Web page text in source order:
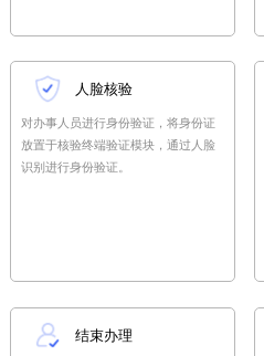
人脸核验
对办事人员进行身份验证，将身份证
放置于核验终端验证模块，通过人脸
识别进行身份验证。
结束办理